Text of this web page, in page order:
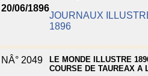
20/06/1896
JOURNAUX
1896
NÂ° 2049
LE MONDE ILLUSTRE
COURSE DE TAUREAX A